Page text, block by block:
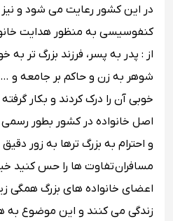
در این کشور رعایت می شود و
کنفوسیسی به منظور هدایت
از : پدر به پسر، فرزند بزرگ ‌تر به
شوهر به زن و حاکم بر جامعه و
خوبی آن را درک کردند و بکار
اصل خانواده در کشور بطور
و احترام به بزرگ ‌ترها به زور
مسافران تفاوت ها را حس کنید
اعضای خانواده ‌های بزرگ همگی
زندگی می ‌کنند و این موضوع